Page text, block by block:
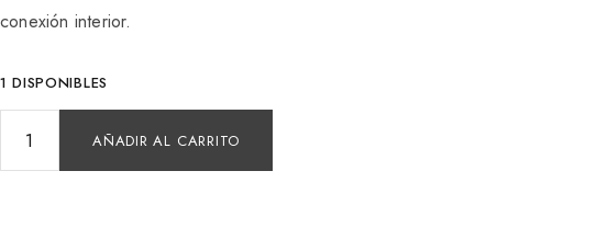
conexión interior.
1 DISPONIBLES
AÑADIR AL CARRITO